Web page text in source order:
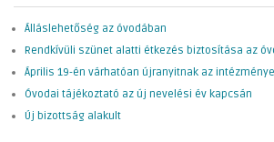
Álláslehetőség az óvodában
Rendkívüli szünet alatti étkezés biztosítása az
Április 19-én várhatóan újranyitnak az
Óvodai tájékoztató az új nevelési év kapcsán
Új bizottság alakult